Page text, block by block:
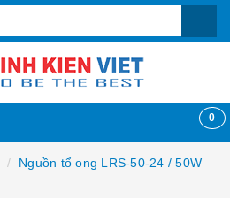
0
Nguồn tổ ong LRS-50-24 / 50W